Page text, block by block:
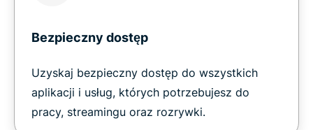
Bezpieczny dostęp
Uzyskaj bezpieczny dostęp do wszystkich
aplikacji i usług, których potrzebujesz do
pracy, streamingu oraz rozrywki.